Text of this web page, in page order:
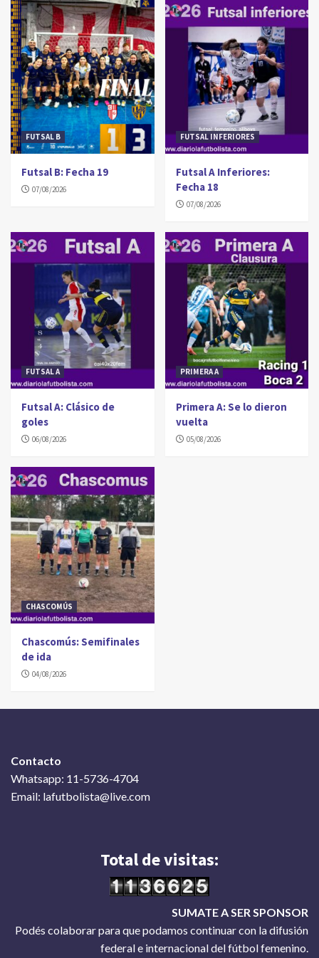
FUTSAL B
Futsal B: Fecha 19
07/08/2026
FUTSAL INFERIORES
Futsal A Inferiores:
Fecha 18
07/08/2026
FUTSAL A
Futsal A: Clásico de
goles
06/08/2026
PRIMERA A
Primera A: Se lo dieron
vuelta
05/08/2026
CHASCOMÚS
Chascomús: Semifinales
de ida
04/08/2026
Contacto
Whatsapp: 11-5736-4704
Email: lafutbolista@live.com
Total de visitas:
SUMATE A SER SPONSOR
Podés colaborar para que podamos continuar con la difusión
federal e internacional del fútbol femenino.